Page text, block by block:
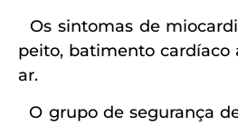
Os sintomas de
peito, batimento cardíaco
ar.
O grupo de segurança